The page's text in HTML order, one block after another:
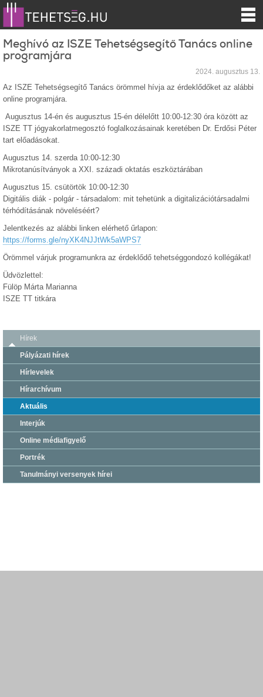
Meghívó az ISZE Tehetségsegítő Tanács online
programjára
2024. augusztus 13.
Az ISZE Tehetségsegítő Tanács örömmel hívja az érdeklődőket az alábbi
online programjára.
Augusztus 14-én és augusztus 15-én délelőtt 10:00-12:30 óra között az
ISZE TT jógyakorlatmegosztó foglalkozásainak keretében Dr. Erdősi Péter
tart előadásokat.
Augusztus 14. szerda 10:00-12:30
Mikrotanúsítványok a XXI. századi oktatás eszköztárában
Augusztus 15. csütörtök 10:00-12:30
Digitális diák - polgár - társadalom: mit tehetünk a digitalizációtársadalmi
térhódításának növeléséért?
Jelentkezés az alábbi linken elérhető űrlapon:
https://forms.gle/nyXK4NJJtWk5aWPS7
Örömmel várjuk programunkra az érdeklődő tehetséggondozó kollégákat!
Üdvözlettel:
Fülöp Márta Marianna
ISZE TT titkára
Hírek
Pályázati hírek
Hírlevelek
Hírarchívum
Aktuális
Interjúk
Online médiafigyelő
Portrék
Tanulmányi versenyek hírei